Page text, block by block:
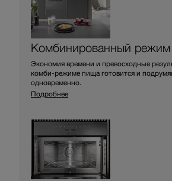
Комбинированный режим
Экономия времени и превосходные
комби-режиме пища готовится и
одновременно.
Подробнее